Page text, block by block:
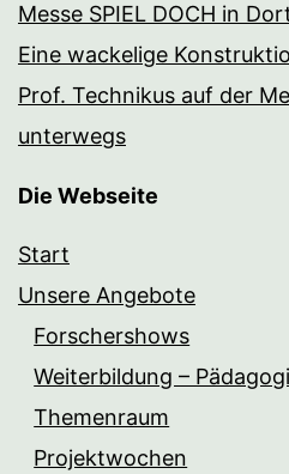
Messe SPIEL DOCH in
Eine wackelige
Prof. Technikus auf der
unterwegs
Die Webseite
Start
Unsere Angebote
Forschershows
Weiterbildung –
Themenraum
Projektwochen